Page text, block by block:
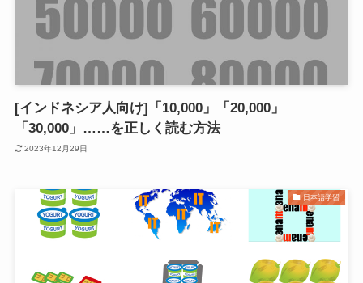
[インドネシア人向け]「10,000」「20,000」
「30,000」……を正しく読む方法
2023年12月29日
日本語学習